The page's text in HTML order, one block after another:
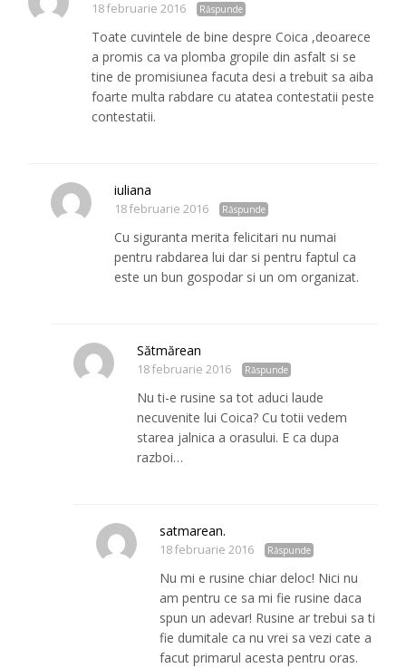
18 februarie 2016 Răspunde
Toate cuvintele de bine despre Coica ,deoarece
a promis ca va plomba gropile din asfalt si se
tine de promisiunea facuta desi a trebuit sa aiba
foarte multa rabdare cu atatea contestatii peste
contestatii.
iuliana
18 februarie 2016 Răspunde
Cu siguranta merita felicitari nu numai
pentru rabdarea lui dar si pentru faptul ca
este un bun gospodar si un om organizat.
Sătmărean
18 februarie 2016 Răspunde
Nu ti-e rusine sa tot aduci laude
necuvenite lui Coica? Cu totii vedem
starea jalnica a orasului. E ca dupa
razboi…
satmarean.
18 februarie 2016 Răspunde
Nu mi e rusine chiar deloc! Nici nu
am pentru ce sa mi fie rusine daca
spun un adevar! Rusine ar trebui sa ti
fie dumitale ca nu vrei sa vezi cate a
facut primarul acesta pentru oras.